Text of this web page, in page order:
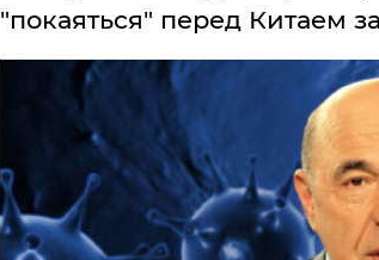
"покаяться" перед Китаем